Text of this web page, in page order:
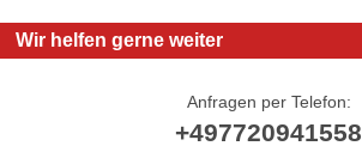
Wir helfen gerne weiter
Anfragen per Telefon:
+497720941558